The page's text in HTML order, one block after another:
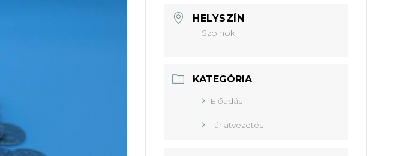
HELYSZÍN
Szolnok
KATEGÓRIA
Előadás
Tárlatvezetés